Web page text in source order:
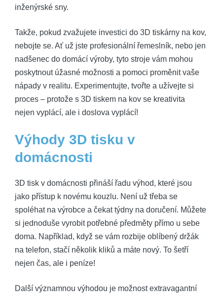
inženýrské sny.
Takže, pokud zvažujete investici do 3D tiskárny na kov,
nebojte se. Ať už jste profesionální řemeslník, nebo jen
nadšenec do domácí výroby, tyto stroje vám mohou
poskytnout úžasné možnosti a pomoci proměnit vaše
nápady v realitu. Experimentujte, tvořte a užívejte si
proces – protože s 3D tiskem na kov se kreativita
nejen vyplácí, ale i doslova vyplácí!
Výhody 3D tisku v
domácnosti
3D tisk v domácnosti přináší řadu výhod, které jsou
jako přístup k novému kouzlu. Není už třeba se
spoléhat na výrobce a čekat týdny na doručení. Můžete
si jednoduše vyrobit potřebné předměty přímo u sebe
doma. Například, když se vám rozbije oblíbený držák
na telefon, stačí několik kliků a máte nový. To šetří
nejen čas, ale i peníze!
Další významnou výhodou je možnost extravagantní